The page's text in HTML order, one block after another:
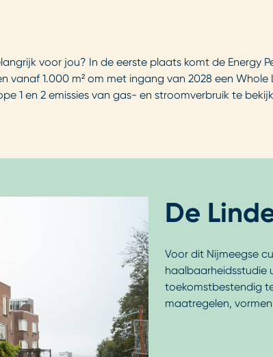
voor jou? In de eerste plaats komt de Energy
vanaf 1.000 m² om met ingang van 2028 een
1 en 2 emissies van gas- en stroomverbruik te
De
Voor dit Nijmeegse
haalbaarheidsstudie
toekomstbestendig
maatregelen,